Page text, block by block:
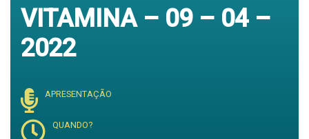
VITAMINA – 09 – 04 –
2022
APRESENTAÇÃO
QUANDO?